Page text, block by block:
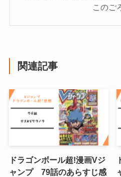
このご
関連記事
ドラゴンボール超!漫画Vジ
ャンプ 79話のあらすじ感